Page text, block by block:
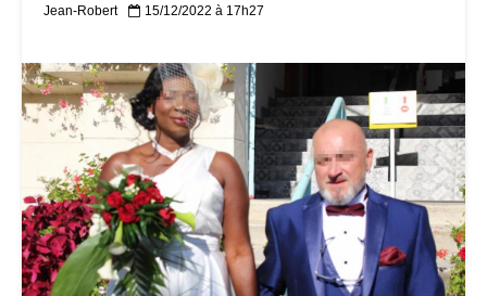
Jean-Robert 15/12/2022 à 17h27